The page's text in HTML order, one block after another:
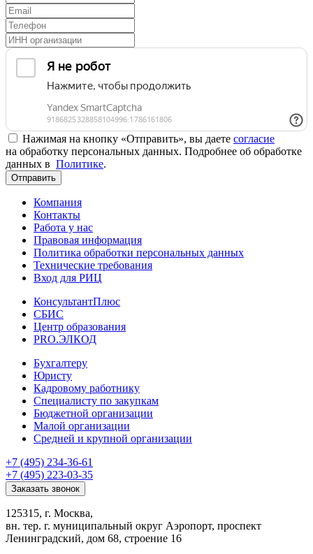
Нажимая на кнопку «Отправить», вы даете согласие
на обработку персональных данных. Подробнее об обработке
данных в Политике.
Отправить
Компания
Контакты
Работа у нас
Правовая информация
Политика обработки персональных данных
Технические требования
Вход для РИЦ
КонсультантПлюс
СБИС
Центр образования
PRO.ЭЛКОД
Бухгалтеру
Юристу
Кадровому работнику
Специалисту по закупкам
Бюджетной организации
Малой организации
Средней и крупной организации
+7 (495) 234-36-61
+7 (495) 223-03-35
Заказать звонок
125315, г. Москва,
вн. тер. г. муниципальный округ Аэропорт, проспект
Ленинградский, дом 68, строение 16